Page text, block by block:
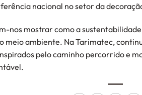
nacional no setor da
nos mostrar como a
meio ambiente. Na Tarimatec,
pelo caminho percorrido e